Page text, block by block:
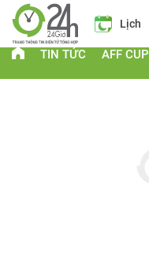
Giá vàng Lịch
TIN TỨC AFF CUP